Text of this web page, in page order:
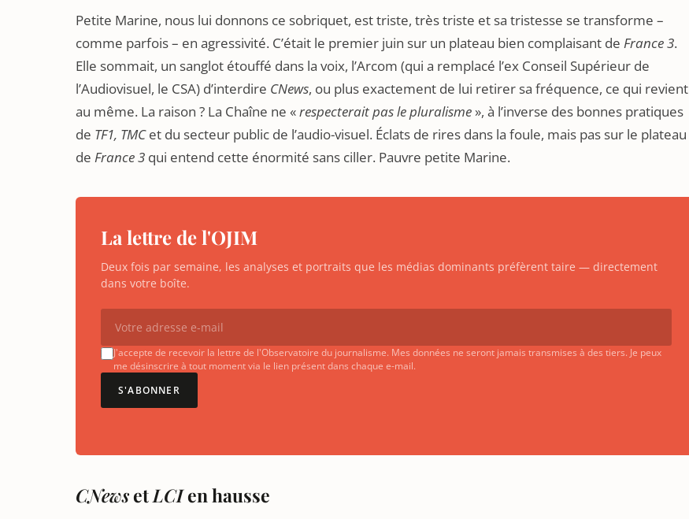
Petite Marine, nous lui donnons ce sobriquet, est triste, très triste et sa tristesse se transforme –
comme parfois – en agressivité. C’était le premier juin sur un plateau bien complaisant de France 3.
Elle sommait, un sanglot étouffé dans la voix, l’Arcom (qui a remplacé l’ex Conseil Supérieur de
l’Audiovisuel, le CSA) d’interdire CNews, ou plus exactement de lui retirer sa fréquence, ce qui revient
au même. La raison ? La Chaîne ne «respecterait pas le pluralisme », à l’inverse des bonnes pratiques
de TF1, TMCet du secteur public de l’audio-visuel. Éclats de rires dans la foule, mais pas sur le plateau
de France 3 qui entend cette énormité sans ciller. Pauvre petite Marine.
La lettre de l'OJIM
Deux fois par semaine, les analyses et portraits que les médias dominants préfèrent taire — directement
dans votre boîte.
J'accepte de recevoir la lettre de l'Observatoire du journalisme. Mes données ne seront jamais transmises à des tiers. Je peux
me désinscrire à tout moment via le lien présent dans chaque e-mail.
S'ABONNER
CNewsetLCIen hausse